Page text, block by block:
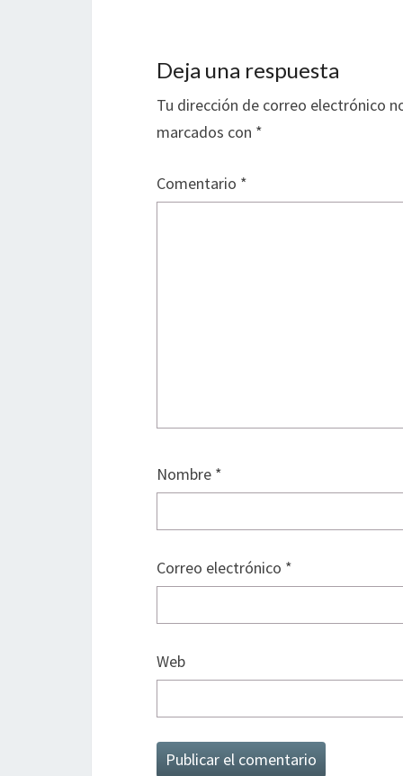
Deja una respuesta
Tu dirección de correo electrónico
marcados con *
Comentario *
Nombre *
Correo electrónico *
Web